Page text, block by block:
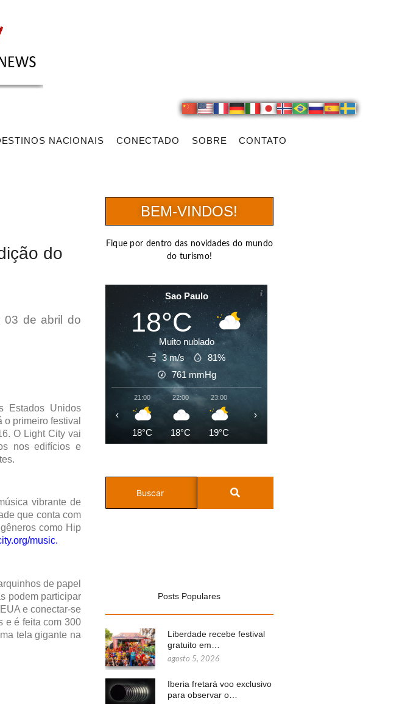
NACIONAIS CONECTADO SOBRE CONTATO
do
03 de abril do
Estados Unidos
primeiro festival
O Light City vai
nos edifícios e
vibrante de
que conta com
como Hip
music.
de papel
podem participar
e conectar-se
e é feita com 300
tela gigante na
BEM-VINDOS!
Fique por dentro das novidades do mundo
do turismo!
Sao Paulo
18°C
Muito nublado
3 m/s
81%
761 mmHg
21:00
18°C
22:00
18°C
23:00
19°C
‹ ›
Posts Populares
Liberdade recebe festival
gratuito em…
agosto 5, 2026
Iberia fretará voo exclusivo
para observar o…